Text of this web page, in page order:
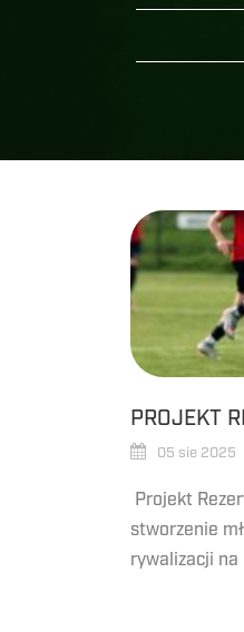
PROJEKT
05 sie 2025
Projekt
stworzenie
rywalizacji na